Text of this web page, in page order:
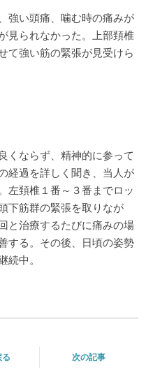
強い頭痛、噛む時の痛みが
見られなかった。上部頚椎
て強い筋の緊張が見受けら
くならず、精神的に参って
経過を詳しく聞き、当人が
左頚椎１番～３番までロッ
下筋群の緊張を取りなが
と治療するたびに痛みの場
する。その後、日頃の姿勢
続中。
る 次の記事